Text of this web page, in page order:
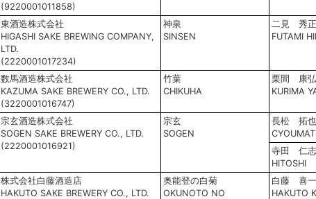
(9220001011858)
東酒造株式会社
HIGASHI SAKE BREWING COMPANY,
LTD.
(2220001017234)
神泉
SINSEN
二見 秀正
FUTAMI
数馬酒造株式会社
KAZUMA SAKE BREWERY CO., LTD.
(3220001016747)
竹葉
CHIKUHA
栗間 康弘
KURIMA
宗玄酒造株式会社
SOGEN SAKE BREWERY CO., LTD.
(2220001016921)
宗玄
SOGEN
長松 拓也
寺田 仁志
HITOSHI
株式会社白藤酒造店
HAKUTO SAKE BREWERY CO., LTD.
奥能登の白菊
OKUNOTO NO
白藤 喜一
HAKUTO